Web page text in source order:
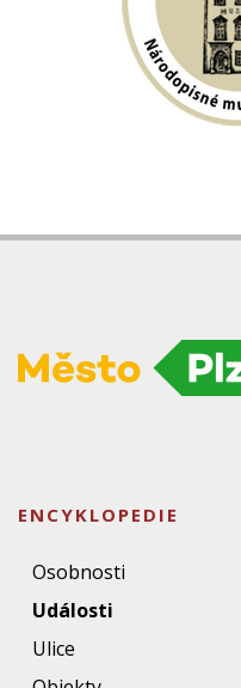
ENCYKLOPEDIE
Osobnosti
Události
Ulice